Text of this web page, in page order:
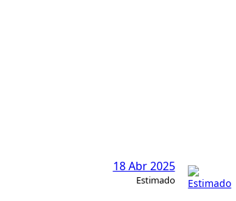
18 Abr 2025
Estimado